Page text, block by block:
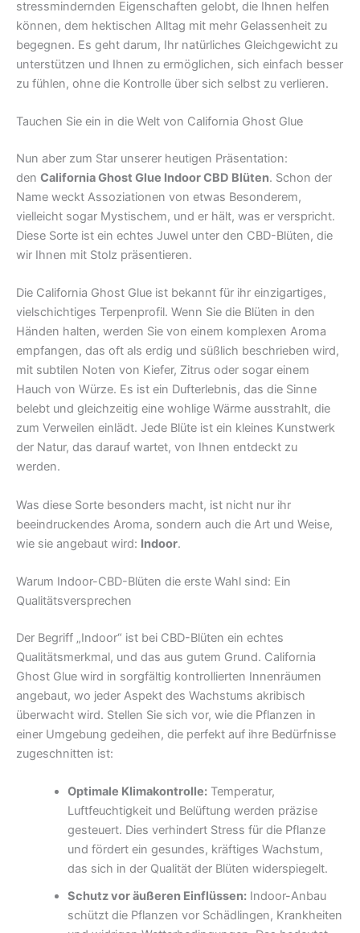
stressmindernden Eigenschaften gelobt, die Ihnen helfen
können, dem hektischen Alltag mit mehr Gelassenheit zu
begegnen. Es geht darum, Ihr natürliches Gleichgewicht zu
unterstützen und Ihnen zu ermöglichen, sich einfach besser
zu fühlen, ohne die Kontrolle über sich selbst zu verlieren.
Tauchen Sie ein in die Welt von California Ghost Glue
Nun aber zum Star unserer heutigen Präsentation:
den California Ghost Glue Indoor CBD Blüten. Schon der
Name weckt Assoziationen von etwas Besonderem,
vielleicht sogar Mystischem, und er hält, was er verspricht.
Diese Sorte ist ein echtes Juwel unter den CBD-Blüten, die
wir Ihnen mit Stolz präsentieren.
Die California Ghost Glue ist bekannt für ihr einzigartiges,
vielschichtiges Terpenprofil. Wenn Sie die Blüten in den
Händen halten, werden Sie von einem komplexen Aroma
empfangen, das oft als erdig und süßlich beschrieben wird,
mit subtilen Noten von Kiefer, Zitrus oder sogar einem
Hauch von Würze. Es ist ein Dufterlebnis, das die Sinne
belebt und gleichzeitig eine wohlige Wärme ausstrahlt, die
zum Verweilen einlädt. Jede Blüte ist ein kleines Kunstwerk
der Natur, das darauf wartet, von Ihnen entdeckt zu
werden.
Was diese Sorte besonders macht, ist nicht nur ihr
beeindruckendes Aroma, sondern auch die Art und Weise,
wie sie angebaut wird: Indoor.
Warum Indoor-CBD-Blüten die erste Wahl sind: Ein
Qualitätsversprechen
Der Begriff „Indoor“ ist bei CBD-Blüten ein echtes
Qualitätsmerkmal, und das aus gutem Grund. California
Ghost Glue wird in sorgfältig kontrollierten Innenräumen
angebaut, wo jeder Aspekt des Wachstums akribisch
überwacht wird. Stellen Sie sich vor, wie die Pflanzen in
einer Umgebung gedeihen, die perfekt auf ihre Bedürfnisse
zugeschnitten ist:
Optimale Klimakontrolle:Temperatur,
Luftfeuchtigkeit und Belüftung werden präzise
gesteuert. Dies verhindert Stress für die Pflanze
und fördert ein gesundes, kräftiges Wachstum,
das sich in der Qualität der Blüten widerspiegelt.
Schutz vor äußeren Einflüssen:Indoor-Anbau
schützt die Pflanzen vor Schädlingen, Krankheiten